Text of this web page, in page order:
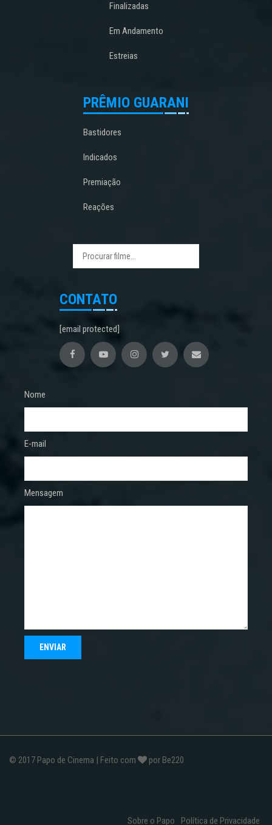
Finalizadas
Em Andamento
Estreias
PRÊMIO GUARANI
Bastidores
Indicados
Premiação
Reações
CONTATO
[email protected]
Nome
E-mail
Mensagem
© 2017 Papo de Cinema | Feito com por Be220
Sobre o Papo Política de Privacidade